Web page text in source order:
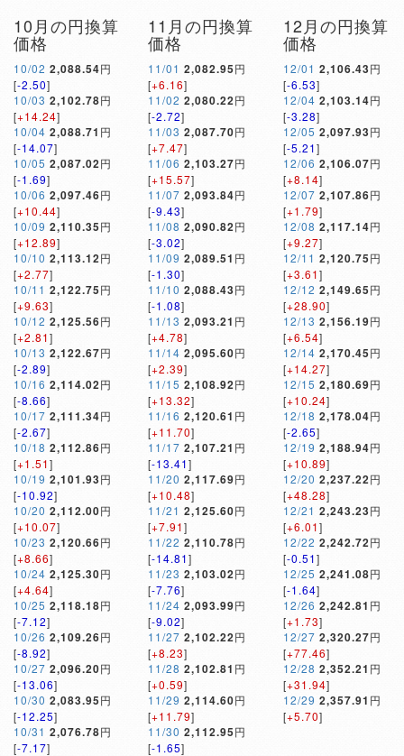
10月の円換算
価格
10/02 2,088.54円
[-2.50]
10/03 2,102.78円
[+14.24]
10/04 2,088.71 円
[-14.07]
10/05 2,087.02円
[-1.69]
10/06 2,097.46円
[+10.44]
10/09 2,110.35円
[+12.89]
10/10 2,113.12円
[+2.77]
10/11 2,122.75円
[+9.63]
10/12 2,125.56円
[+2.81]
10/13 2,122.67円
[-2.89]
10/16 2,114.02円
[-8.66]
10/17 2,111.34円
[-2.67]
10/18 2,112.86円
[+1.51]
10/19 2,101.93円
[-10.92]
10/20 2,112.00円
[+10.07]
10/23 2,120.66円
[+8.66]
10/24 2,125.30円
[+4.64]
10/25 2,118.18円
[-7.12]
10/26 2,109.26円
[-8.92]
10/27 2,096.20円
[-13.06]
10/30 2,083.95円
[-12.25]
10/31 2,076.78円
[-7.17]
11月の円換算
価格
11/01 2,082.95円
[+6.16]
11/02 2,080.22円
[-2.72]
11/03 2,087.70円
[+7.47]
11/06 2,103.27円
[+15.57]
11/07 2,093.84円
[-9.43]
11/08 2,090.82円
[-3.02]
11/09 2,089.51 円
[-1.30]
11/10 2,088.43円
[-1.08]
11/13 2,093.21 円
[+4.78]
11/14 2,095.60円
[+2.39]
11/15 2,108.92円
[+13.32]
11/16 2,120.61 円
[+11.70]
11/17 2,107.21 円
[-13.41]
11/20 2,117.69円
[+10.48]
11/21 2,125.60円
[+7.91]
11/22 2,110.78円
[-14.81]
11/23 2,103.02円
[-7.76]
11/24 2,093.99円
[-9.02]
11/27 2,102.22円
[+8.23]
11/28 2,102.81 円
[+0.59]
11/29 2,114.60円
[+11.79]
11/30 2,112.95円
[-1.65]
12月の円換算
価格
12/01 2,106.43円
[-6.53]
12/04 2,103.14円
[-3.28]
12/05 2,097.93円
[-5.21]
12/06 2,106.07円
[+8.14]
12/07 2,107.86円
[+1.79]
12/08 2,117.14円
[+9.27]
12/11 2,120.75円
[+3.61]
12/12 2,149.65円
[+28.90]
12/13 2,156.19円
[+6.54]
12/14 2,170.45円
[+14.27]
12/15 2,180.69円
[+10.24]
12/18 2,178.04円
[-2.65]
12/19 2,188.94円
[+10.89]
12/20 2,237.22円
[+48.28]
12/21 2,243.23円
[+6.01]
12/22 2,242.72円
[-0.51]
12/25 2,241.08円
[-1.64]
12/26 2,242.81 円
[+1.73]
12/27 2,320.27円
[+77.46]
12/28 2,352.21 円
[+31.94]
12/29 2,357.91 円
[+5.70]